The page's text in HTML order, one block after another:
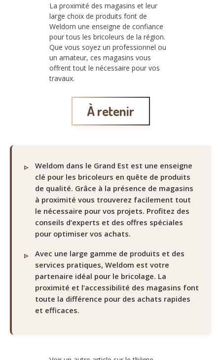
La proximité des magasins et leur
large choix de produits font de
Weldom une enseigne de confiance
pour tous les bricoleurs de la région.
Que vous soyez un professionnel ou
un amateur, ces magasins vous
offrent tout le nécessaire pour vos
travaux.
À retenir
Weldom dans le Grand Est est une enseigne
clé pour les bricoleurs en quête de produits
de qualité. Grâce à la présence de magasins
à proximité vous trouverez facilement tout
le nécessaire pour vos projets. Profitez des
conseils d’experts et des offres spéciales
pour optimiser vos achats.
Avec une large gamme de produits et des
services pratiques, Weldom est votre
partenaire idéal pour le bricolage. La
proximité et l’accessibilité des magasins font
toute la différence pour des achats rapides
et efficaces.